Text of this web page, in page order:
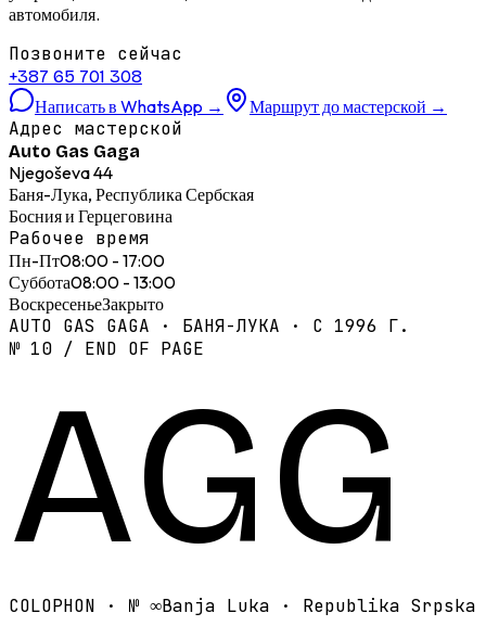
автомобиля.
Позвоните сейчас
+387 65 701 308
Написать в WhatsApp → Маршрут до мастерской →
Адрес мастерской
Auto Gas Gaga
Njegoševa 44
Баня-Лука, Республика Сербская
Босния и Герцеговина
Рабочее время
Пн-Пт08:00 - 17:00
Суббота08:00 - 13:00
ВоскресеньеЗакрыто
AUTO GAS GAGA · БАНЯ-ЛУКА · С 1996 Г.
№ 10 / END OF PAGE
AGG
COLOPHON · № ∞Banja Luka · Republika Srpska